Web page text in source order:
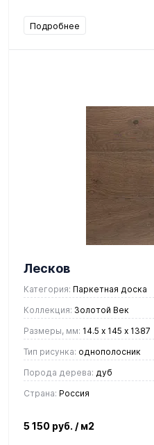
Подробнее
Лесков
Категория: Паркетная доска
Коллекция: Золотой Век
Размеры, мм: 14.5 х 145 х 1387
Тип рисунка: однополосник
Порода дерева: дуб
Страна: Россия
5 150 руб. / м2